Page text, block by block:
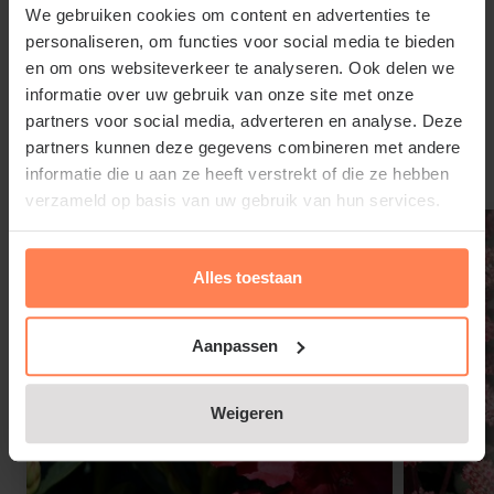
We gebruiken cookies om content en advertenties te
personaliseren, om functies voor social media te bieden
en om ons websiteverkeer te analyseren. Ook delen we
informatie over uw gebruik van onze site met onze
partners voor social media, adverteren en analyse. Deze
partners kunnen deze gegevens combineren met andere
informatie die u aan ze heeft verstrekt of die ze hebben
verzameld op basis van uw gebruik van hun services.
Alles toestaan
Aanpassen
Weigeren
Deze sedummat laat zich toepassen op horizontale
dakdelen en licht hellende dakdelen. Hieronder vindt
u de instructies voor de aanleg.
Plaatsing:
1. Onderzoek of het dak sterk genoeg is. Een
sedumdak van Easy Green is niet (veel) zwaarder
dan een grindlaag
2. Veeg uw dakbedekking schoon en zorg voor een
droge ondergrond
Lees meer
Gerelateerde producten